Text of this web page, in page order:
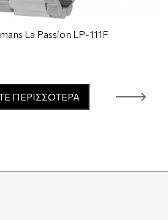
La Passion LP-111F
ΠΕΡΙΣΣΟΤΕΡΑ